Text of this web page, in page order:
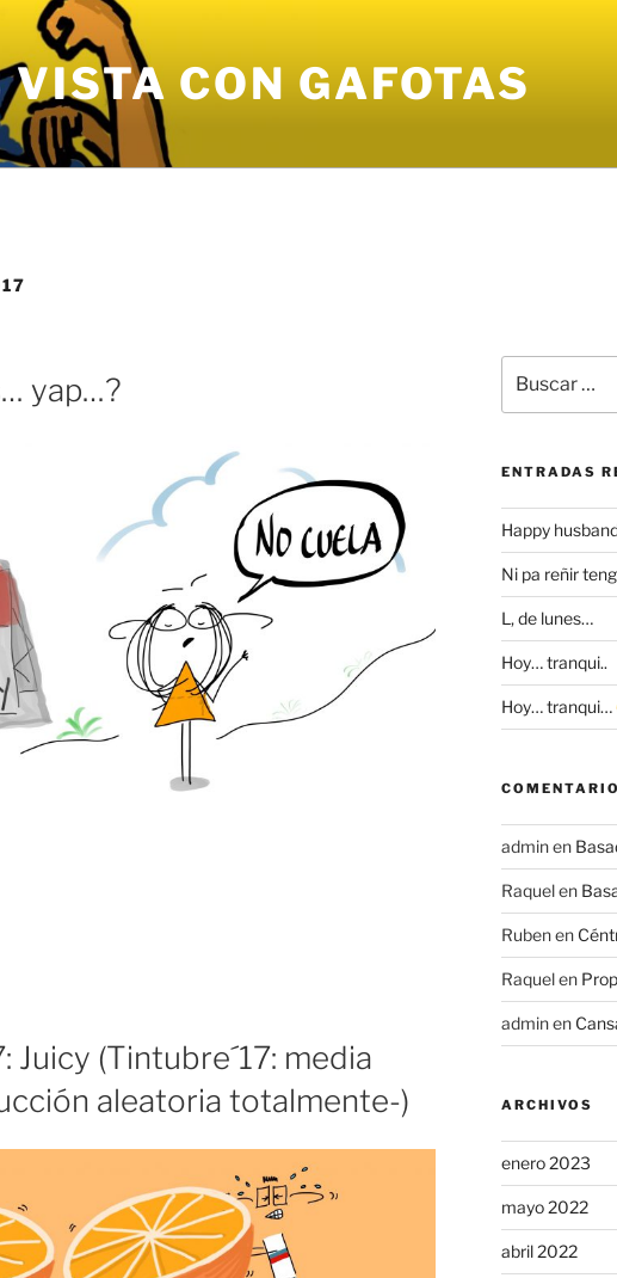
CON GAFOTAS
yap…?
Juicy (Tintubre´17: media
aleatoria totalmente-)
por:
ENTRADAS
Happy
Ni pa reñir
L, de lunes…
Hoy… tranqui..
Hoy… tranqui…
adminen
Raquelen
Rubenen
Raquelen
adminen
ARCHIVOS
enero 2023
mayo 2022
abril 2022